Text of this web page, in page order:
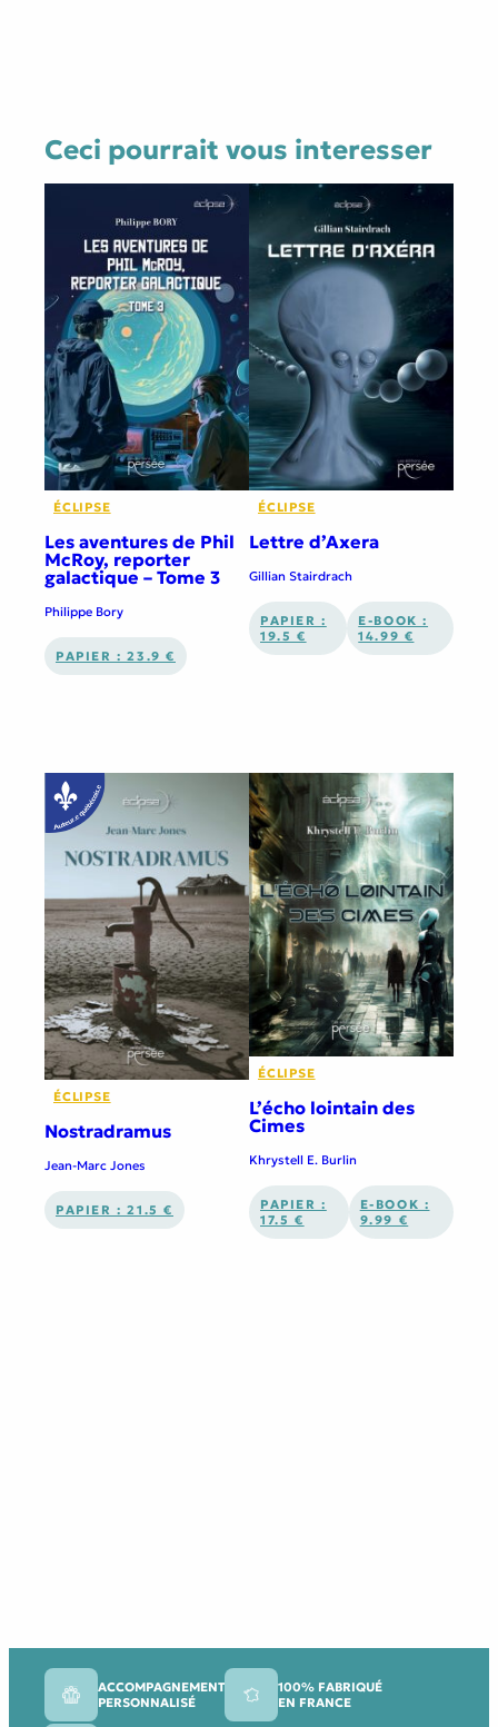
Ceci pourrait vous interesser
ÉCLIPSE
Les aventures de Phil
McRoy, reporter
galactique – Tome 3
Philippe Bory
PAPIER : 23.9 €
ÉCLIPSE
Lettre d’Axera
Gillian Stairdrach
PAPIER :
19.5 €
E-BOOK :
14.99 €
ÉCLIPSE
Nostradramus
Jean-Marc Jones
PAPIER : 21.5 €
ÉCLIPSE
L’écho lointain des
Cimes
Khrystell E. Burlin
PAPIER :
17.5 €
E-BOOK :
9.99 €
ACCOMPAGNEMENT
PERSONNALISÉ
100% FABRIQUÉ
EN FRANCE